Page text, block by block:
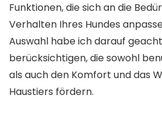
Funktionen, die sich an die
Verhalten Ihres Hundes
Auswahl habe ich darauf
berücksichtigen, die sowohl
als auch den Komfort und das
Haustiers fördern.